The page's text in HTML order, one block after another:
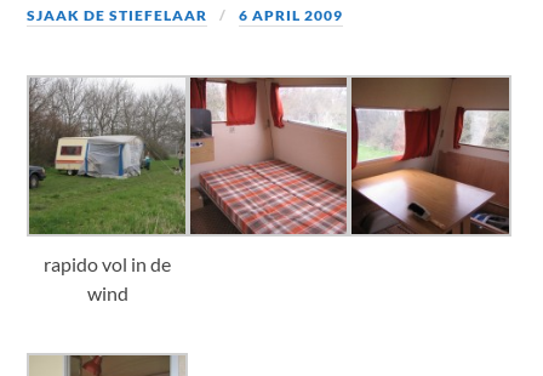
SJAAK DE STIEFELAAR 6 APRIL 2009
rapido vol in de
wind